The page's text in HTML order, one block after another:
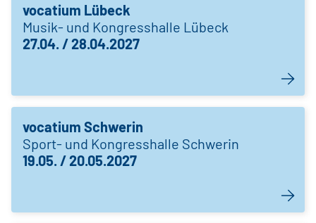
vocatium Lübeck
Musik- und Kongresshalle Lübeck
27.04. / 28.04.2027
vocatium Schwerin
Sport- und Kongresshalle Schwerin
19.05. / 20.05.2027